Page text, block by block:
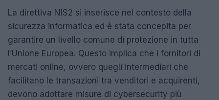
La direttiva NIS2 si inserisce nel contesto della
sicurezza informatica ed è stata concepita per
garantire un livello comune di protezione in tutta
l’Unione Europea. Questo implica che i fornitori di
mercati online, ovvero quegli intermediari che
facilitano le transazioni tra venditori e acquirenti,
devono adottare misure di cybersecurity più